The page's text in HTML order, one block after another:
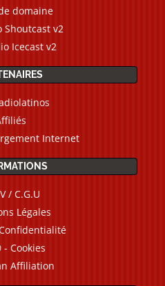
domaine
Shoutcast v2
Icecast v2
Internet
/ C.G.U
Légales
- Cookies
Affiliation